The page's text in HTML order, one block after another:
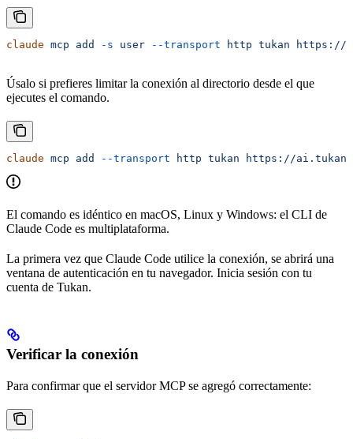
claude mcp add -s user --transport http tukan https://
Úsalo si prefieres limitar la conexión al directorio desde el que
ejecutes el comando.
claude mcp add --transport http tukan https://
El comando es idéntico en macOS, Linux y Windows: el CLI de
Claude Code es multiplataforma.
La primera vez que Claude Code utilice la conexión, se abrirá una
ventana de autenticación en tu navegador. Inicia sesión con tu
cuenta de Tukan.
Verificar la conexión
Para confirmar que el servidor MCP se agregó correctamente: